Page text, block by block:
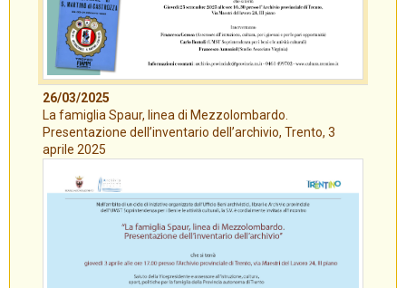
26/03/2025
La famiglia Spaur, linea di Mezzolombardo.
Presentazione dell’inventario dell’archivio, Trento, 3
aprile 2025